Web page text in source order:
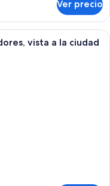
Ver precio
de hotel con dos camas,
vista a la ciudad